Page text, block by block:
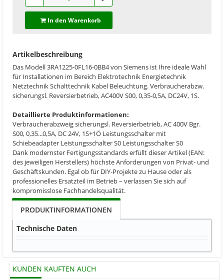
In den Warenkorb
Artikelbeschreibung
Das Modell 3RA1225-0FL16-0BB4 von Siemens ist Ihre ideale Wahl
für Installationen im Bereich Elektrotechnik Energietechnik
Netztechnik Schalttechnik Kabel Beleuchtung. Verbraucherabzw.
sicherungsl. Reversierbetrieb, AC400V S00, 0,35-0,5A, DC24V, 1S.
Detaillierte Produktinformationen:
Verbraucherabzweig sicherungsl. Reversierbetrieb, AC 400V Bgr.
S00, 0,35...0,5A, DC 24V, 1S+1Ö Leistungsschalter mit
Schiebeadapter Leistungsschalter S0 Leistungsschalter S0
Dank modernster Fertigungsstandards erfüllt dieser Artikel (EAN:
des jeweiligen Herstellers) höchste Anforderungen von Privat- und
Geschäftskunden. Egal ob für DIY-Projekte zu Hause oder als
professionelles Ersatzteil im Betrieb – verlassen Sie sich auf
kompromisslose Fachhandelsqualität.
PRODUKTINFORMATIONEN
Technische Daten
KUNDEN KAUFTEN AUCH